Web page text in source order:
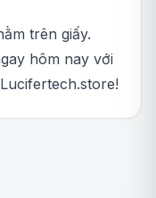
trên giấy.
hôm nay với